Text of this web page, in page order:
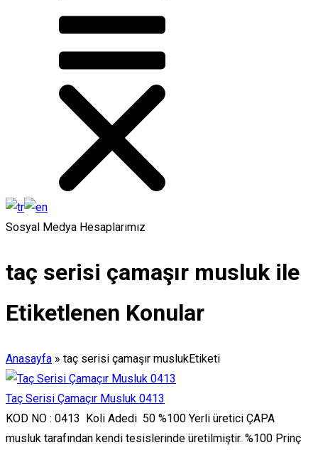
Sosyal Medya Hesaplarımız
taç serisi çamaşır musluk ile
Etiketlenen Konular
Anasayfa » taç serisi çamaşır muslukEtiketi
Taç Serisi Çamaçır Musluk 0413
KOD NO : 0413 Koli Adedi 50 %100 Yerli üretici ÇAPA
musluk tarafından kendi tesislerinde üretilmiştir. %100 Prinç